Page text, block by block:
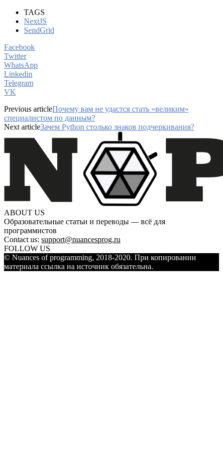
TAGS
NextJS
SendGrid
Facebook
Twitter
WhatsApp
Linkedin
Telegram
VK
Previous articleПочему вам не удастся стать «великим»
специалистом по данным?
Next articleЗачем Python столько знаков подчеркивания?
ABOUT US
Образовательные статьи и переводы — всё для
программистов
Contact us: support@nuancesprog.ru
FOLLOW US
© Nuances of programming, 2018-2020. При копировании
материала ссылка на источник обязательна.